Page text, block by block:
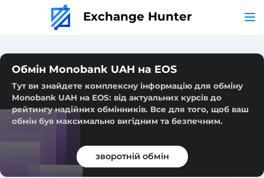
Exchange Hunter
Обмін Monobank UAH на EOS
Тут ви знайдете комплексну інформацію для обміну
Monobank UAH на EOS: від актуальних курсів до
рейтингу надійних обмінників. Все для того, щоб ваш
обмін був максимально вигідним та безпечним.
зворотній обмін